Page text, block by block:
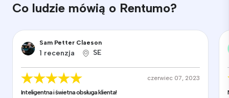
Co ludzie mówią o Rentumo?
Sam Petter Claeson
1 recenzja SE
czerwiec 07, 2023
Inteligentna i świetna obsługa klienta!